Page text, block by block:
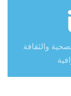
والثقافة